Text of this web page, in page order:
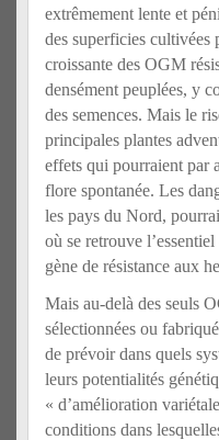
extrêmement lente et
des superficies
croissante des OGM
densément peuplées, y
des semences. Mais le
principales plantes
effets qui pourraient par
flore spontanée. Les
les pays du Nord,
où se retrouve
gène de résistance aux
Mais au-delà des seuls
sélectionnées ou
de prévoir dans quels
leurs potentialités
« d’amélioration
conditions dans